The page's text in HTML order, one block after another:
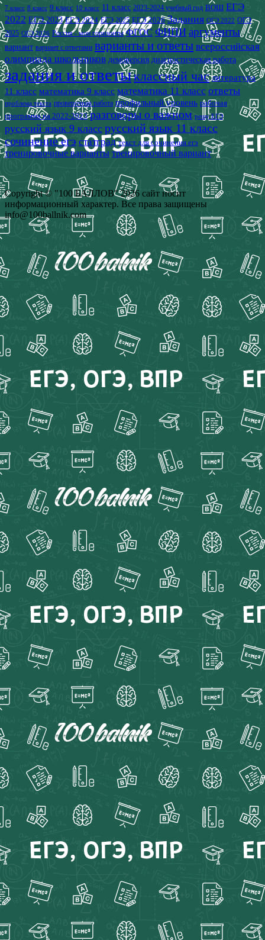
7 класс 8 класс 9 класс 10 класс 11 класс 2023-2024 учебный год ВОШ ЕГЭ
2022 ЕГЭ 2023 ЕГЭ 2024 ЕГЭ 2025 ЕГЭ 2026 Задания ОГЭ 2022 ОГЭ
2025 ОГЭ 2026 Россия - мои горизонты ФГОС ФИПИ аргументы
вариант вариант с ответами варианты и ответы всероссийская
олимпиада школьников демоверсия диагностическая работа
задания и ответыклассный час литература
11 класс математика 9 класс математика 11 класс ответы
проблема текста проверочная работа профильный уровень рабочая
программа на 2022-2023 разговоры о важном решу ЕГЭ
русский язык 9 класс русский язык 11 класс
сочинение егэ статград текст для сочинения егэ
тренировочные варианты тренировочный вариант
Copyright © "100 БАЛЛОВ" 2026 сайт носит
информационный характер. Все права защищены
info@100ballnik.com